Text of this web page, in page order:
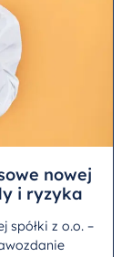
nowej
i ryzyka
spółki z o.o. –